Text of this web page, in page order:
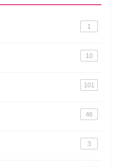
1
10
101
46
3